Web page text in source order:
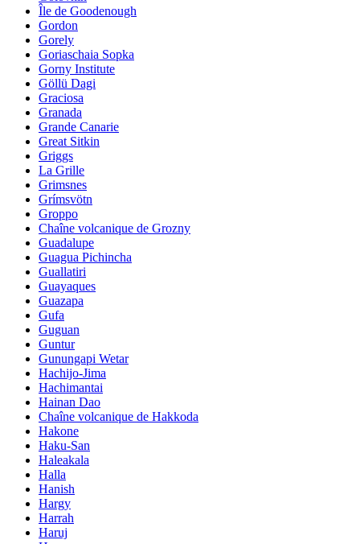
Île de Goodenough
Gordon
Gorely
Goriaschaia Sopka
Gorny Institute
Göllü Dagi
Graciosa
Granada
Grande Canarie
Great Sitkin
Griggs
La Grille
Grimsnes
Grímsvötn
Groppo
Chaîne volcanique de Grozny
Guadalupe
Guagua Pichincha
Guallatiri
Guayaques
Guazapa
Gufa
Guguan
Guntur
Gunungapi Wetar
Hachijo-Jima
Hachimantai
Hainan Dao
Chaîne volcanique de Hakkoda
Hakone
Haku-San
Haleakala
Halla
Hanish
Hargy
Harrah
Haruj